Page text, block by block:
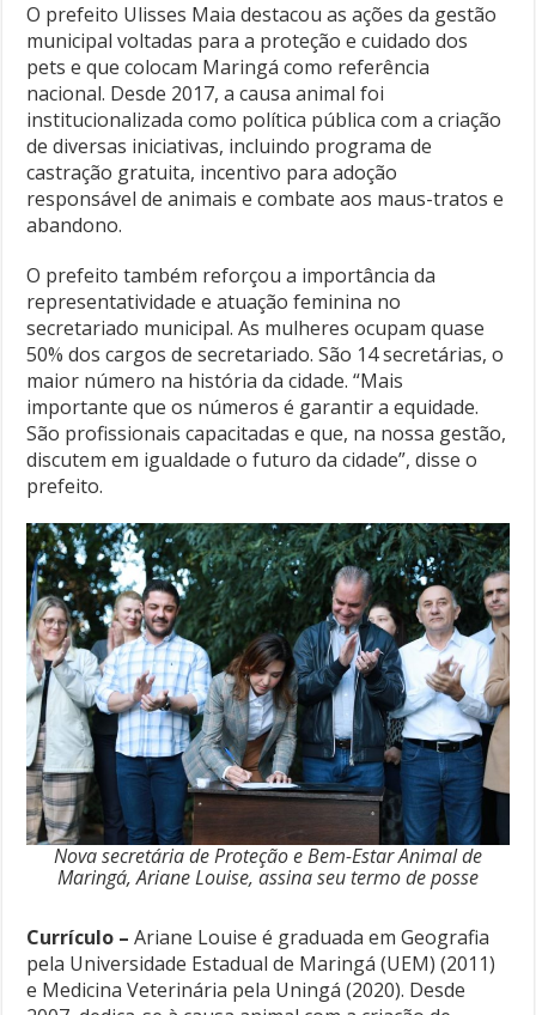
O prefeito Ulisses Maia destacou as ações da gestão
municipal voltadas para a proteção e cuidado dos
pets e que colocam Maringá como referência
nacional. Desde 2017, a causa animal foi
institucionalizada como política pública com a criação
de diversas iniciativas, incluindo programa de
castração gratuita, incentivo para adoção
responsável de animais e combate aos maus-tratos e
abandono.
O prefeito também reforçou a importância da
representatividade e atuação feminina no
secretariado municipal. As mulheres ocupam quase
50% dos cargos de secretariado. São 14 secretárias, o
maior número na história da cidade. “Mais
importante que os números é garantir a equidade.
São profissionais capacitadas e que, na nossa gestão,
discutem em igualdade o futuro da cidade”, disse o
prefeito.
Nova secretária de Proteção e Bem-Estar Animal de
Maringá, Ariane Louise, assina seu termo de posse
Currículo – Ariane Louise é graduada em Geografia
pela Universidade Estadual de Maringá (UEM) (2011)
e Medicina Veterinária pela Uningá (2020). Desde